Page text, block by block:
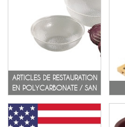
ARTICLES DE RESTAURATION
EN POLYCARBONATE / SAN